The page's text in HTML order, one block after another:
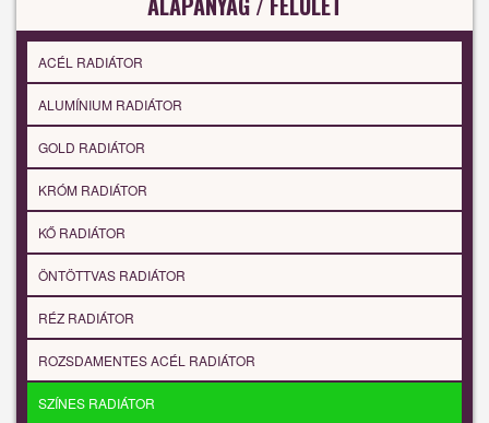
ACÉL RADIÁTOR
ALUMÍNIUM RADIÁTOR
GOLD RADIÁTOR
KRÓM RADIÁTOR
KŐ RADIÁTOR
ÖNTÖTTVAS RADIÁTOR
RÉZ RADIÁTOR
ROZSDAMENTES ACÉL RADIÁTOR
SZÍNES RADIÁTOR